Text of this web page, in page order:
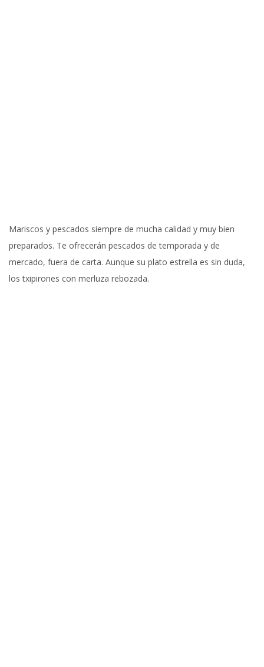
Mariscos y pescados siempre de mucha calidad y muy bien
preparados. Te ofrecerán pescados de temporada y de
mercado, fuera de carta. Aunque su plato estrella es sin duda,
los txipirones con merluza rebozada.